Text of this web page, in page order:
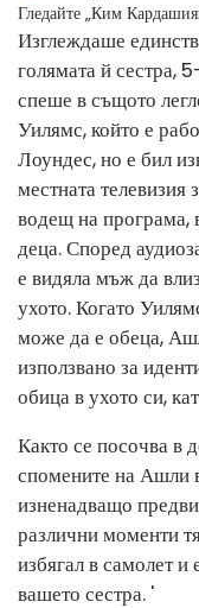
Гледайте „Ким
Изглеждаше
голямата й сестра,
спеше в същото
Уилямс, който е
Лоундес, но е бил
местната
водещ на програма,
деца. Според
е видяла мъж да
ухото. Когато
може да е обеца,
използвано за
обица в ухото си,
Както се посочва в
спомените на Ашли
изненадващо
различни моменти
избягал в самолет
вашето сестра. '